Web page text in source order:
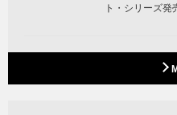
ト・シリーズ発